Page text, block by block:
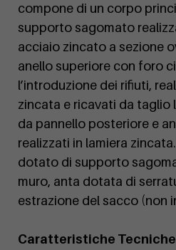
compone di un corpo
supporto sagomato
acciaio zincato a sezione
anello superiore con foro
l’introduzione dei rifiuti,
zincata e ricavati da
da pannello posteriore e
realizzati in lamiera
dotato di supporto
muro, anta dotata di
estrazione del sacco (non
Caratteristiche Tecniche